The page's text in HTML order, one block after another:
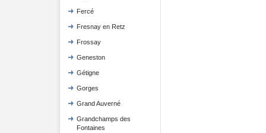
Fercé
Fresnay en Retz
Frossay
Geneston
Gétigne
Gorges
Grand Auverné
Grandchamps des
Fontaines